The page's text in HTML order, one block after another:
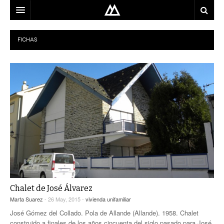
ARQUITECTO
LOCALIZACIÓN
USO
EQUIPO
CONTACTO
FICHAS
Chalet de José Álvarez
Marta Suarez - 26 May, 2015 - vivienda unifamiliar
José Gómez del Collado. Pola de Allande (Allande). 1958. Chalet